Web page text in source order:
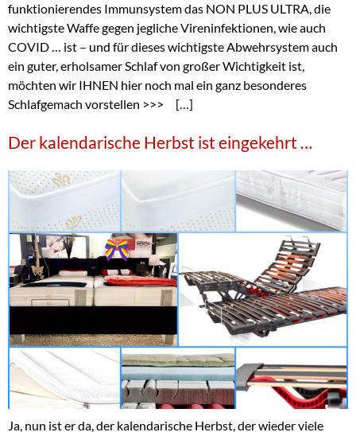
funktionierendes Immunsystem das NON PLUS ULTRA, die
wichtigste Waffe gegen jegliche Vireninfektionen, wie auch
COVID … ist – und für dieses wichtigste Abwehrsystem auch
ein guter, erholsamer Schlaf von großer Wichtigkeit ist,
möchten wir IHNEN hier noch mal ein ganz besonderes
Schlafgemach vorstellen >>> […]
Der kalendarische Herbst ist eingekehrt …
Ja, nun ist er da, der kalendarische Herbst, der wieder viele